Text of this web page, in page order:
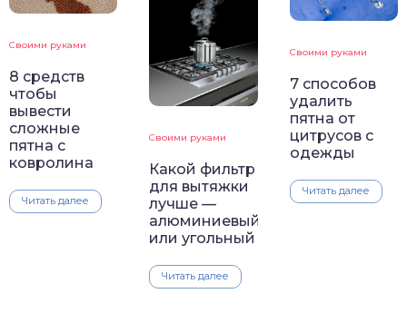
Своими руками
8 средств
чтобы
вывести
сложные
пятна с
ковролина
Читать далее
Своими руками
Какой фильтр
для вытяжки
лучше —
алюминиевый
или угольный
Читать далее
Своими руками
7 способов
удалить
пятна от
цитрусов с
одежды
Читать далее